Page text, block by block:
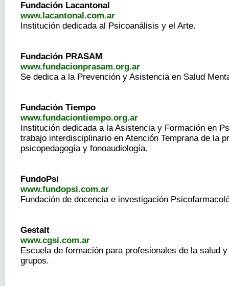
Fundación Lacantonal
www.lacantonal.com.ar
Institución dedicada al Psicoanálisis y el Arte.
Fundación PRASAM
www.fundacionprasam.org.ar
Se dedica a la Prevención y Asistencia en Salud
Fundación Tiempo
www.fundaciontiempo.org.ar
Institución dedicada a la Asistencia y Formación en
trabajo interdisciplinario en Atención Temprana de la
psicopedagogía y fonoaudiología.
FundoPsi
www.fundopsi.com.ar
Fundación de docencia e investigación
Gestalt
www.cgsi.com.ar
Escuela de formación para profesionales de la salud
grupos.